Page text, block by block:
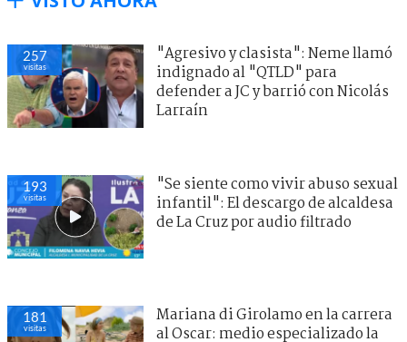
257
visitas
"Agresivo y clasista": Neme llamó
indignado al "QTLD" para
defender a JC y barrió con Nicolás
Larraín
193
visitas
"Se siente como vivir abuso sexual
infantil": El descargo de alcaldesa
de La Cruz por audio filtrado
181
visitas
Mariana di Girolamo en la carrera
al Oscar: medio especializado la